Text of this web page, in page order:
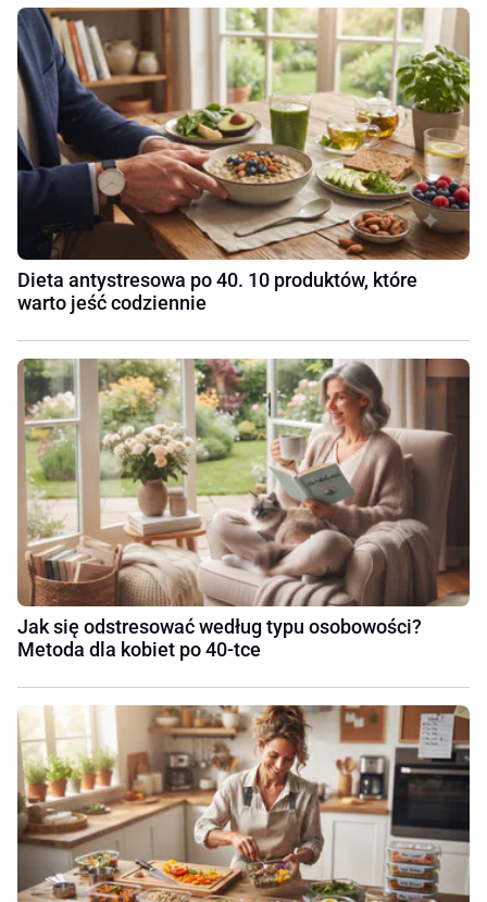
Dieta antystresowa po 40. 10 produktów, które
warto jeść codziennie
Jak się odstresować według typu osobowości?
Metoda dla kobiet po 40-tce